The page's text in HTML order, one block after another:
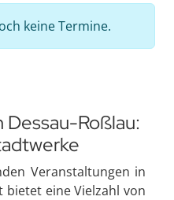
keine Termine.
Roßlau:
Veranstaltungen in
bietet eine Vielzahl von